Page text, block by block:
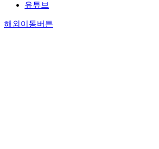
유튜브
해외이동버튼